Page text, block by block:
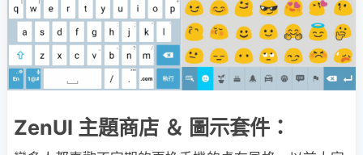
ZenUI 主題商店 ＆ 圖示套件：